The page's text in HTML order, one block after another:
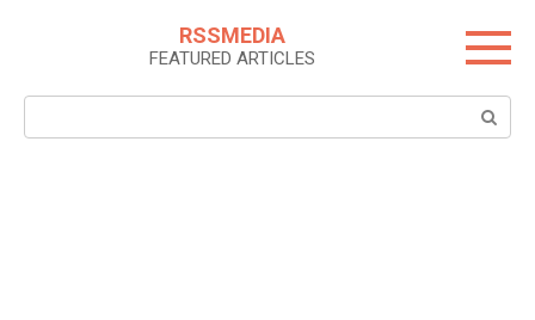
RSSMEDIA
FEATURED ARTICLES
Search: